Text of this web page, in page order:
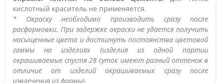
кислотный краситель не применяется.
* Окраску необходимо производить сразу после
расформовки. При задержке окраски не удается получить
насыщенные цвета и достигнуть постоянства цветовой
гаммы на изделиях (изделия из одной партии
окрашиваемые спустя 28 суток имеют разный оттенок в
отличие от изделий окрашиваемых сразу после
извлечения из формы).